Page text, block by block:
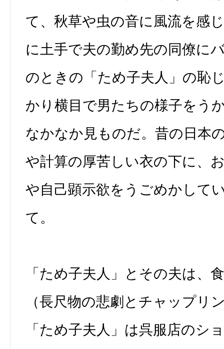
て、秋草や虫の音に風流を感
に土手で夫の勤め先の同僚に
のときの「ため子夫人」の恥
かり横目で男たちの様子をう
なかなか見ものだ。昔の日本
や計算の厚苦しい衣の下に、
や自己顕示欲をうごめかして
て。
「ため子夫人」とその夫は、
（長尺物の悲劇とチャップリ
「ため子夫人」は呉服店のシ